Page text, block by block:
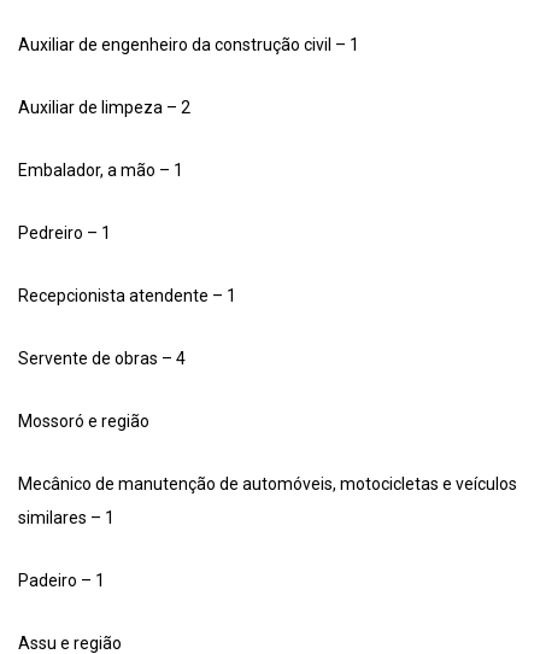
Auxiliar de engenheiro da construção civil – 1
Auxiliar de limpeza – 2
Embalador, a mão – 1
Pedreiro – 1
Recepcionista atendente – 1
Servente de obras – 4
Mossoró e região
Mecânico de manutenção de automóveis, motocicletas e veículos
similares – 1
Padeiro – 1
Assu e região